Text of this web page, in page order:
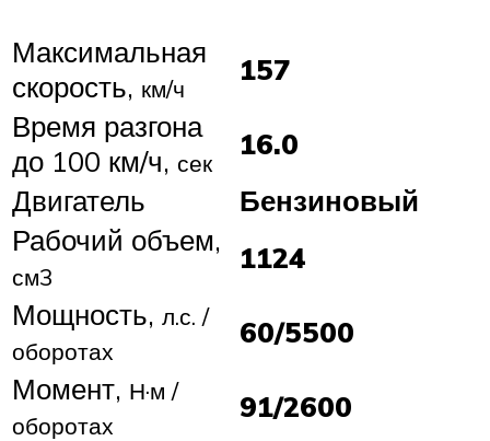
Максимальная
скорость, км/ч
157
Время разгона
до 100 км/ч, сек
16.0
Двигатель
Бензиновый
Рабочий объем,
см3
1124
Мощность, л.с. /
оборотах
60/5500
Момент, Н·м /
оборотах
91/2600